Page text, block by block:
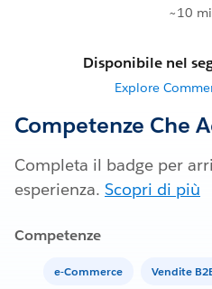
~10
Disponibile nel
Explore
Competenze Che
Completa il badge per
esperienza. Scopri di più
Competenze
e-Commerce Vendite